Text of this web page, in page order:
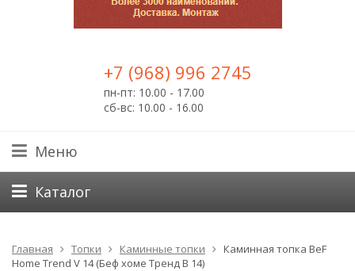
+7 (968) 996 2745
пн-пт: 10.00 - 17.00
сб-вс: 10.00 - 16.00
Меню
Каталог
Главная Топки Каминные топки
Каминная топка BeF
Home Trend V 14 (Беф хоме Тренд В 14)